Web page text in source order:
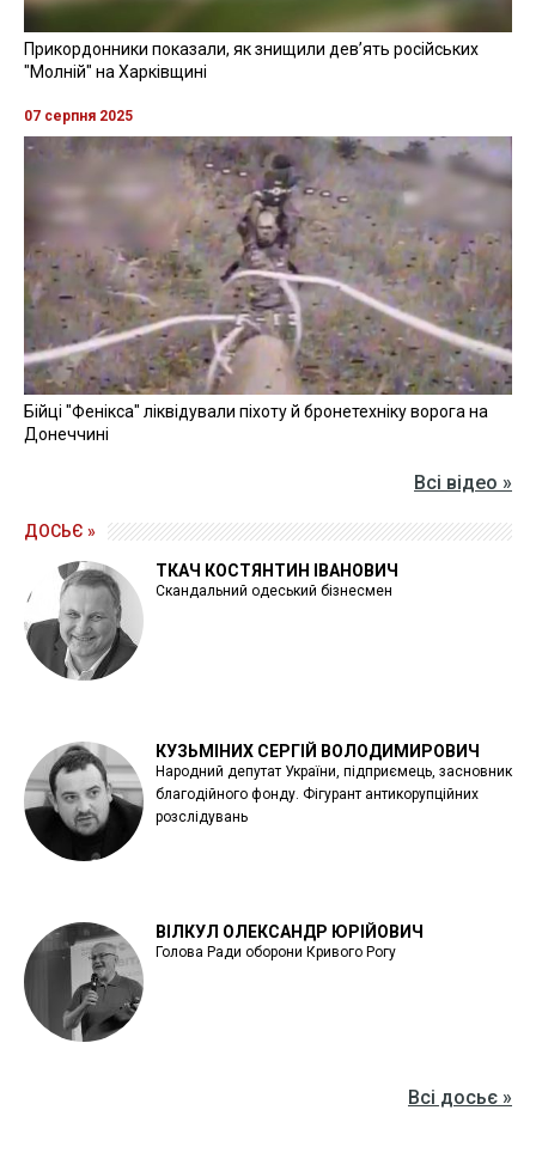
Прикордонники показали, як знищили девʼять російських
"Молній" на Харківщині
07 серпня 2025
Бійці "Фенікса" ліквідували піхоту й бронетехніку ворога на
Донеччині
Всі відео »
ДОСЬЄ »
ТКАЧ КОСТЯНТИН ІВАНОВИЧ
Скандальний одеський бізнесмен
КУЗЬМІНИХ СЕРГІЙ ВОЛОДИМИРОВИЧ
Народний депутат України, підприємець, засновник
благодійного фонду. Фігурант антикорупційних
розслідувань
ВІЛКУЛ ОЛЕКСАНДР ЮРІЙОВИЧ
Голова Ради оборони Кривого Рогу
Всі досьє »